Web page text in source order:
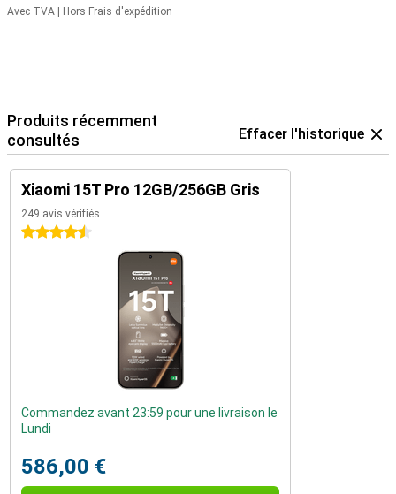
Avec TVA Hors Frais d'expédition
Produits récemment
consultés
Effacer l'historique
Xiaomi 15T Pro 12GB/256GB Gris
249 avis vérifiés
4.5 étoiles
Commandez avant 23:59 pour une livraison le
Lundi
586,00 €